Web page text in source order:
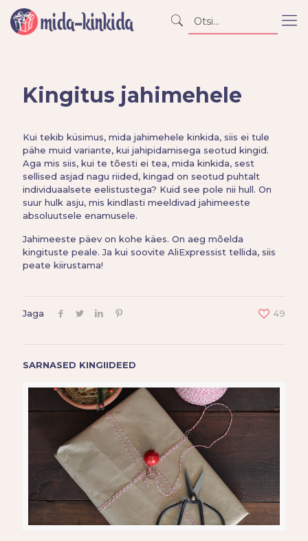
Kingitus jahimehele
Kui tekib küsimus, mida jahimehele kinkida, siis ei tule
pähe muid variante, kui jahipidamisega seotud kingid.
Aga mis siis, kui te tõesti ei tea, mida kinkida, sest
sellised asjad nagu riided, kingad on seotud puhtalt
individuaalsete eelistustega? Kuid see pole nii hull. On
suur hulk asju, mis kindlasti meeldivad jahimeeste
absoluutsele enamusele.
Jahimeeste päev on kohe käes. On aeg mõelda
kingituste peale. Ja kui soovite AliExpressist tellida, siis
peate kiirustama!
Jaga 49
SARNASED KINGIIDEED